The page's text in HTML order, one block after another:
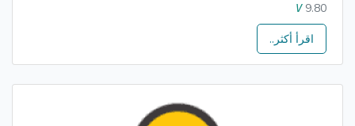
V9.80
اقرأ أكثر..